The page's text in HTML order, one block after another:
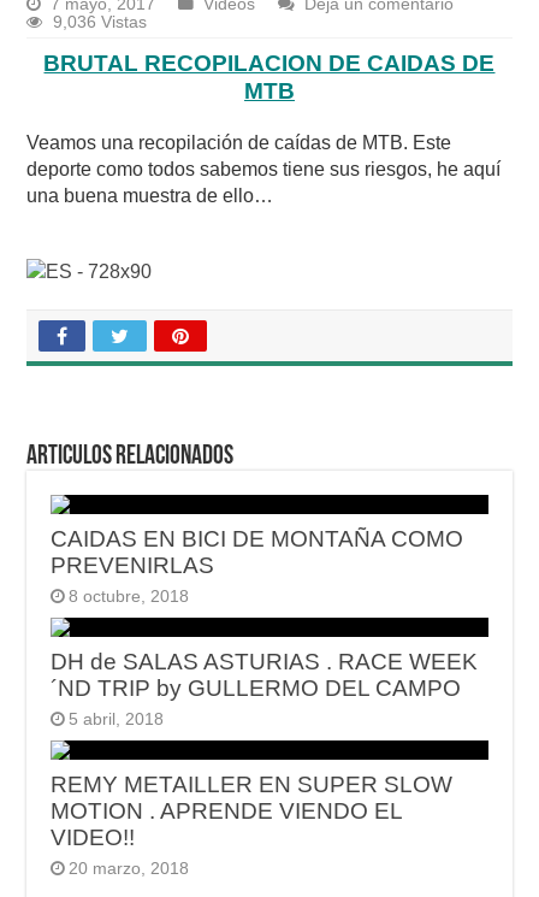
7 mayo, 2017 Videos
Deja un comentario
9,036 Vistas
BRUTAL RECOPILACION DE CAIDAS DE
MTB
Veamos una recopilación de caídas de MTB. Este
deporte como todos sabemos tiene sus riesgos, he aquí
una buena muestra de ello…
Articulos relacionados
CAIDAS EN BICI DE MONTAÑA COMO
PREVENIRLAS
8 octubre, 2018
DH de SALAS ASTURIAS . RACE WEEK
´ND TRIP by GULLERMO DEL CAMPO
5 abril, 2018
REMY METAILLER EN SUPER SLOW
MOTION . APRENDE VIENDO EL
VIDEO!!
20 marzo, 2018